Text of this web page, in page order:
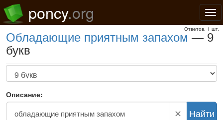
poncy.org
обладающие приятным запахом — 9
букв
Ответов: 1 шт.
Описание:
✕ Найти